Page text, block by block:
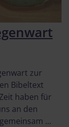
zur
Bibeltext
haben für
an den
...